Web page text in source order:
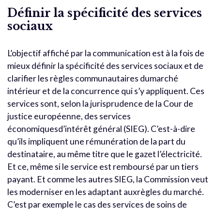
Définir la spécificité des services
sociaux
L’objectif affiché par la communication est à la fois de
mieux définir la spécificité des services sociaux et de
clarifier les règles communautaires dumarché
intérieur et de la concurrence qui s’y appliquent. Ces
services sont, selon la jurisprudence de la Cour de
justice européenne, des services
économiquesd’intérêt général (SIEG). C’est-à-dire
qu’ils impliquent une rémunération de la part du
destinataire, au même titre que le gazet l’électricité.
Et ce, même si le service est remboursé par un tiers
payant. Et comme les autres SIEG, la Commission veut
les moderniser en les adaptant auxrègles du marché.
C’est par exemple le cas des services de soins de